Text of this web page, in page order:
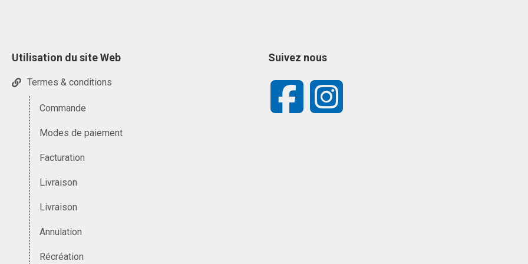
Utilisation du site Web
Termes & conditions
Commande
Modes de paiement
Facturation
Livraison
Livraison
Annulation
Récréation
Suivez nous